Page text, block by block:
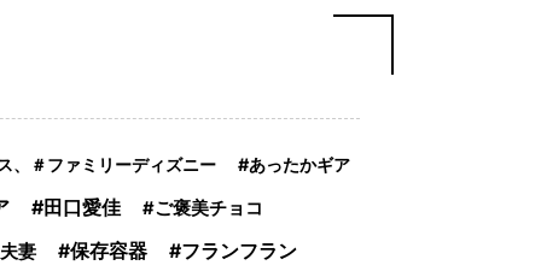
、＃ファミリーディズニー あったかギア
田口愛佳 ご褒美チョコ
妻 保存容器
フランフラン